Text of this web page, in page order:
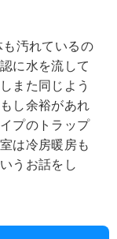
汚れているの
に水を流して
また同じよう
し余裕があれ
プのトラップ
は冷房暖房も
うお話をし